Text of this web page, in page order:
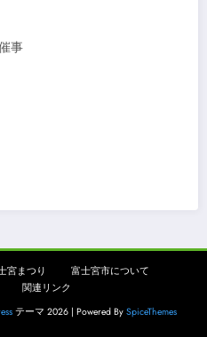
事
宮まつり
富士宮市について
関連リンク
テーマ 2026 | Powered By SpiceThemes